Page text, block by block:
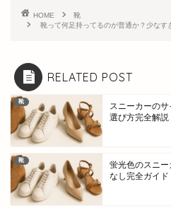
HOME
靴
靴って何足持ってるのが普通か？少なす
RELATED POST
靴
スニーカーの
選び方完全解説
靴
蛍光色のスニ
なし完全ガイド